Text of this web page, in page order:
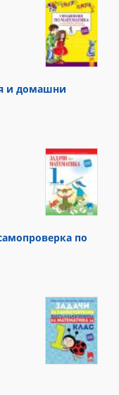
и домашни
по